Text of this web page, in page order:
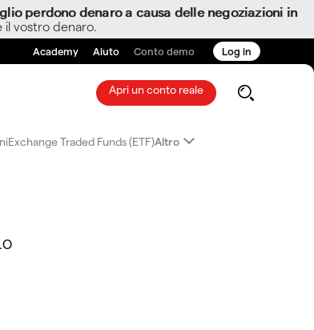
perdono denaro a causa delle negoziazioni in
vostro denaro.
Academy Aiuto Conto demo Log in
Apri un conto reale
Exchange Traded Funds (ETF)Altro